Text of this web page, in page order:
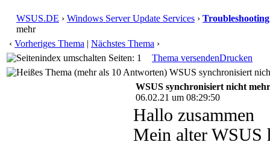
WSUS.DE › Windows Server Update Services › Troubleshooting
mehr
‹ Vorheriges Thema | Nächstes Thema ›
Seiten: 1
Thema versendenDrucken
WSUS synchronisiert
WSUS synchronisiert nicht mehr
06.02.21 um 08:29:50
Hallo zusammen
Mein alter WSUS